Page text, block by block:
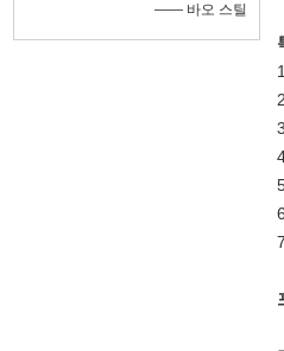
—— 바오 스틸